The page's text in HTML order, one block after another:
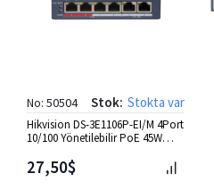
No: 50504 Stok: Stokta var
Hikvision DS-3E1106P-EI/M 4Port
10/100 Yönetilebilir PoE 45W
27,50$